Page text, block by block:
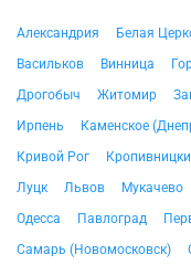
Александрия Белая
Васильков
Винница
Дрогобыч
Житомир
Ирпень
Каменское
Кривой Рог
Луцк
Львов Мукачево
Одесса
Павлоград
Самарь (Новомосковск)